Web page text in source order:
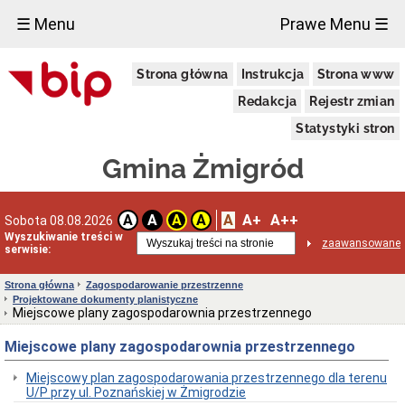
☰ Menu Prawe Menu ☰
Strona główna Instrukcja
Strona www
Redakcja
Rejestr zmian
Statystyki stron
Gmina Żmigród
Sobota 08.08.2026 A A A A A A+ A++
Wyszukiwanie treści w
serwisie:
zaawansowane
Urząd
Miejski
zewnętrzne
Wiadomości
adresowe
Dni
i
otwarcia
Urzędu
Strona główna
Zagospodarowanie przestrzenne
Projektowane dokumenty planistyczne
Miejscowe plany zagospodarownia przestrzennego
Miejscowe plany zagospodarownia przestrzennego
Miejscowy plan zagospodarowania przestrzennego dla terenu
U/P przy ul. Poznańskiej w Żmigrodzie
×